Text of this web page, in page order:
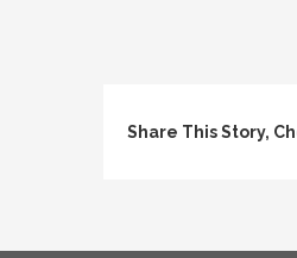
Share This Story,